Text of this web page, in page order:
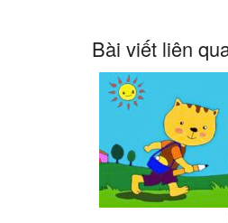
Bài viết liên